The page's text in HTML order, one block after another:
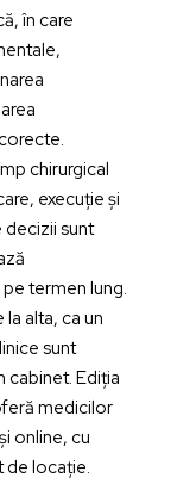
în care
chirurgical
execuție și
decizii sunt
termen lung.
alta, ca un
sunt
cabinet. Ediția
medicilor
online, cu
de locație.